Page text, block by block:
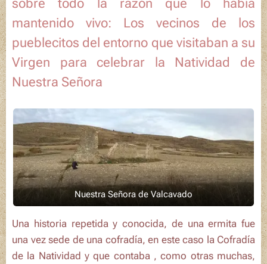
sobre todo la razón que lo había
mantenido vivo: Los vecinos de los
pueblecitos del entorno que visitaban a su
Virgen para celebrar la Natividad de
Nuestra Señora
Nuestra Señora de Valcavado
Una historia repetida y conocida, de una ermita fue
una vez sede de una cofradía, en este caso la Cofradía
de la Natividad y que contaba , como otras muchas,